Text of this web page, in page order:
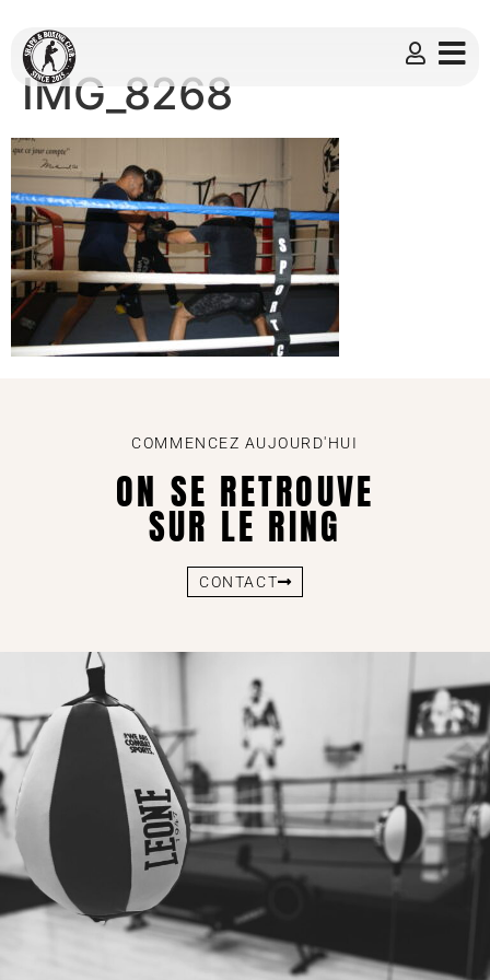
IMG_8268
COMMENCEZ AUJOURD'HUI
ON SE RETROUVE
SUR LE RING
CONTACT